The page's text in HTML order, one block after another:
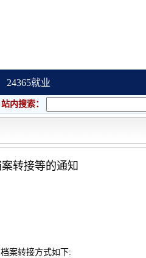
24365就业
站内搜索：
转接等的通知
案转接方式如下: